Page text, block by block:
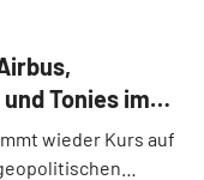
Tonies im
wieder Kurs auf